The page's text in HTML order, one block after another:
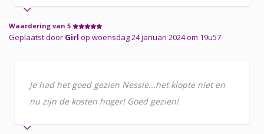
Waardering van 5
Geplaatst door Girl op woensdag 24 januari 2024 om 19u57
Je had het goed gezien Nessie...het klopte niet en
nu zijn de kosten hoger! Goed gezien!